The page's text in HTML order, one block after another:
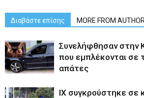
Διαβάστε επίσης MORE FROM AUTHOR
Συνελήφθησαν στην
που εμπλέκονται σε
απάτες
ΙΧ συγκρούστηκε σε